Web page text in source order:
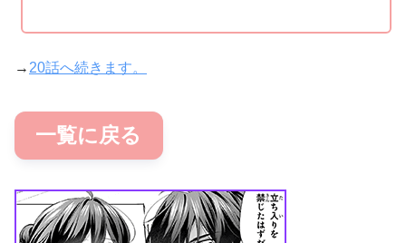
→ 20話へ続きます。
一覧に戻る